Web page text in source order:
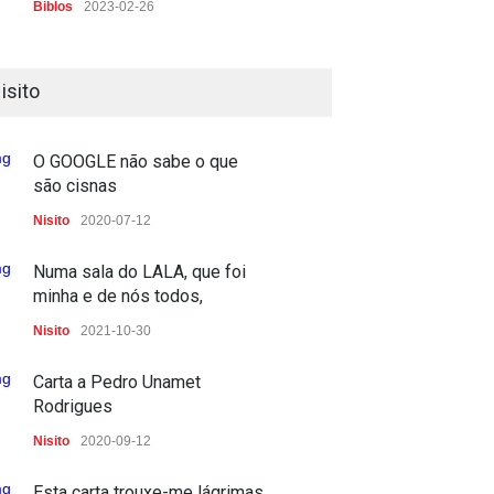
Biblos 2023-02-26
PP
2023-02-07
E o Penim foi à guerra
TV 2022-03-04
Quando não há palavras,
precisamos de palavras
TV 2022-03-03
A Importância do Protocolo
O GOOGLE não sabe o que
são cisnas
Nisito 2020-07-12
Numa sala do LALA, que foi
minha e de nós todos,
Nisito 2021-10-30
Carta a Pedro Unamet
Rodrigues
Nisito 2020-09-12